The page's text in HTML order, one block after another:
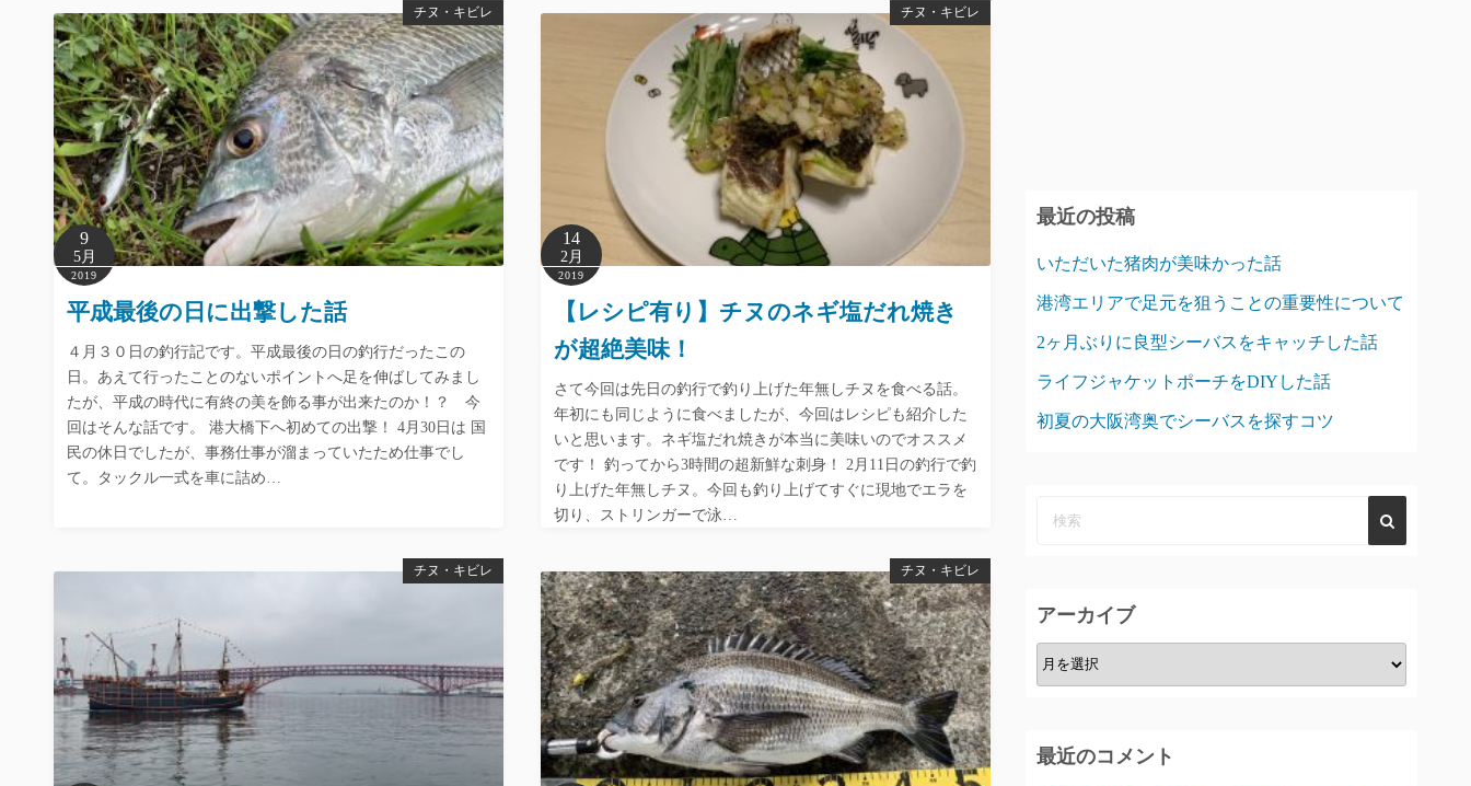
チヌ・キビレ
9
5月
2019
平成最後の日に出撃した話
４月３０日の釣行記です。平成最後の日の釣行だったこの
日。あえて行ったことのないポイントへ足を伸ばしてみまし
たが、平成の時代に有終の美を飾る事が出来たのか！？ 今
回はそんな話です。 港大橋下へ初めての出撃！ 4月30日は 国
民の休日でしたが、事務仕事が溜まっていたため仕事でし
て。タックル一式を車に詰め…
チヌ・キビレ
14
2月
2019
【レシピ有り】チヌのネギ塩だれ焼き
が超絶美味！
さて今回は先日の釣行で釣り上げた年無しチヌを食べる話。
年初にも同じように食べましたが、今回はレシピも紹介した
いと思います。ネギ塩だれ焼きが本当に美味いのでオススメ
です！ 釣ってから3時間の超新鮮な刺身！ 2月11日の釣行で釣
り上げた年無しチヌ。今回も釣り上げてすぐに現地でエラを
切り、ストリンガーで泳…
チヌ・キビレ チヌ・キビレ
最近の投稿
いただいた猪肉が美味かった話
港湾エリアで足元を狙うことの重要性について
2ヶ月ぶりに良型シーバスをキャッチした話
ライフジャケットポーチをDIYした話
初夏の大阪湾奥でシーバスを探すコツ
アーカイブ
ア
ー
ブ
最近のコメント